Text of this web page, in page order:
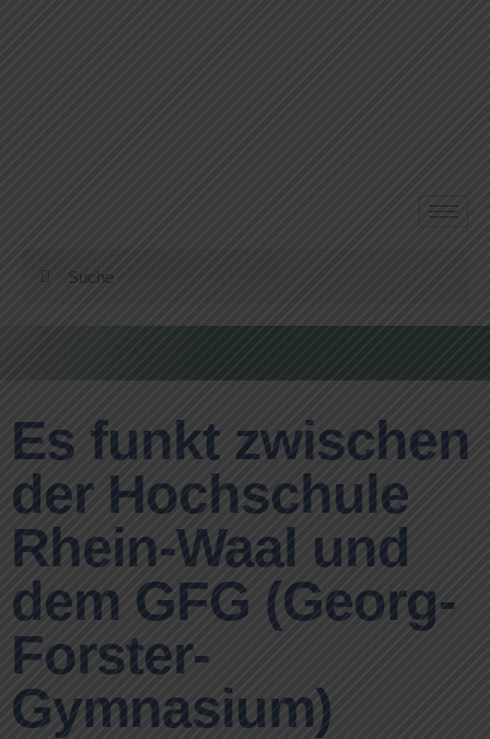
Es funkt zwischen
der Hochschule
Rhein-Waal und
dem GFG (Georg-
Forster-
Gymnasium)